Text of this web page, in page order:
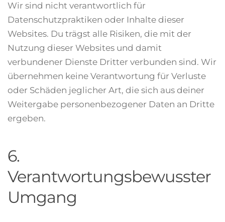
Wir sind nicht verantwortlich für
Datenschutzpraktiken oder Inhalte dieser
Websites. Du trägst alle Risiken, die mit der
Nutzung dieser Websites und damit
verbundener Dienste Dritter verbunden sind. Wir
übernehmen keine Verantwortung für Verluste
oder Schäden jeglicher Art, die sich aus deiner
Weitergabe personenbezogener Daten an Dritte
ergeben.
6.
Verantwortungsbewusster
Umgang